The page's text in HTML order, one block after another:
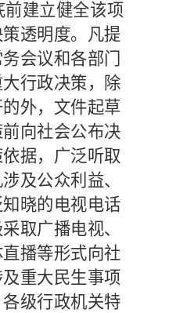
前建立健全该项
透明度。凡提
会议和各部门
行政决策，除
外，文件起草
向社会公布决
据，广泛听取
及公众利益、
晓的电视电话
取广播电视、
播等形式向社
重大民生事项
级行政机关特